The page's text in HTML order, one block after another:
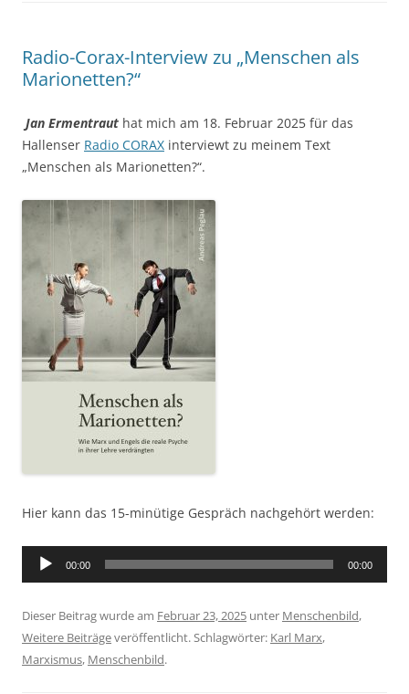
Radio-Corax-Interview zu „Menschen als
Marionetten?“
Jan Ermentraut hat mich am 18. Februar 2025 für das
Hallenser Radio CORAX interviewt zu meinem Text
„Menschen als Marionetten?“.
Hier kann das 15-minütige Gespräch nachgehört werden:
Audio-
00:00 00:00
Dieser Beitrag wurde am Februar 23, 2025 unter Menschenbild,
Weitere Beiträgeveröffentlicht. Schlagwörter: Karl Marx,
Marxismus, Menschenbild.